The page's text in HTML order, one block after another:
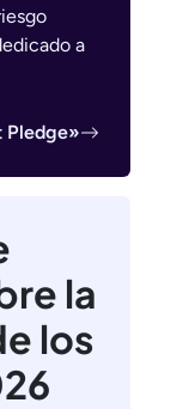
a
Pledge»
la
los